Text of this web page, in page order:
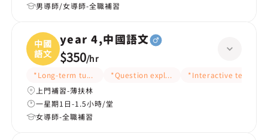
男導師/女導師-全職補習
中國
語文
year 4,中國語文
$350/hr
*Long-term tutoring *Question explanation*Interactive teaching
上門補習-薄扶林
一星期1日-1.5小時/堂
女導師-全職補習